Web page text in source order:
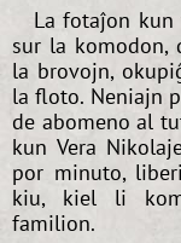
La fotaĵon
sur la komodon,
la brovojn,
la floto. Neniajn
de abomeno al
kun Vera
por minuto,
kiu, kiel li
familion.